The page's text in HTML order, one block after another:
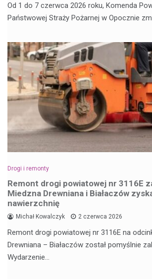
Od 1 do 7 czerwca 2026 roku, Komenda
Państwowej Straży Pożarnej w Opocznie
Drogi i remonty
Remont drogi powiatowej nr 3116E
Miedzna Drewniana i Białaczów
nawierzchnię
Michał Kowalczyk 2 czerwca 2026
Remont drogi powiatowej nr 3116E na
Drewniana – Białaczów został pomyślnie
Wydarzenie…